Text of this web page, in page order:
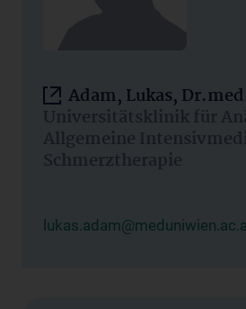
Adam, Lukas,
Universitätsklinik für
Allgemeine
Schmerztherapie